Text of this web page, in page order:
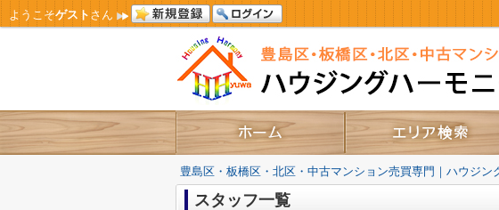
ようこそゲストさん
豊島区・板橋区・北区・中古マンション売買専門｜ハウジン
スタッフ一覧